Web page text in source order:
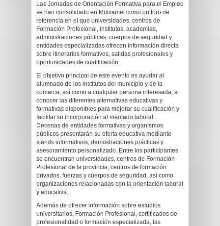
Las Jornadas de Orientación Formativa para el Empleo
se han consolidado en Mutxamel como un foro de
referencia en el que universidades, centros de
Formación Profesional, institutos, academias,
administraciones públicas, cuerpos de seguridad y
entidades especializadas ofrecen información directa
sobre itinerarios formativos, salidas profesionales y
oportunidades de cualificación.
El objetivo principal de este evento es ayudar al
alumnado de los institutos del municipio y de la
comarca, así como a cualquier persona interesada, a
conocer las diferentes alternativas educativas y
formativas disponibles para mejorar su cualificación y
facilitar su incorporación al mercado laboral.
Decenas de entidades formativas y organismos
públicos presentarán su oferta educativa mediante
stands informativos, demostraciones prácticas y
asesoramiento personalizado. Entre los participantes
se encuentran universidades, centros de Formación
Profesional de la provincia, centros de formación
privados, fuerzas y cuerpos de seguridad, así como
organizaciones relacionadas con la orientación laboral
y educativa.
Además de ofrecer información sobre estudios
universitarios, Formación Profesional, certificados de
profesionalidad o formación especializada, las